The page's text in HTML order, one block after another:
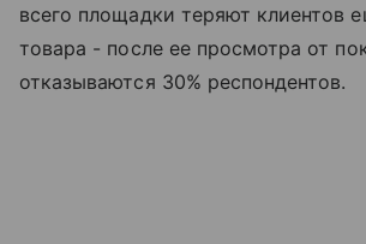
всего площадки теряют клиентов
товара - после ее просмотра от
отказываются 30% респондентов.